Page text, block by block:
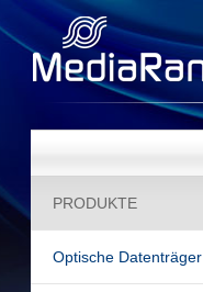
PRODUKTE
Optische Datenträger